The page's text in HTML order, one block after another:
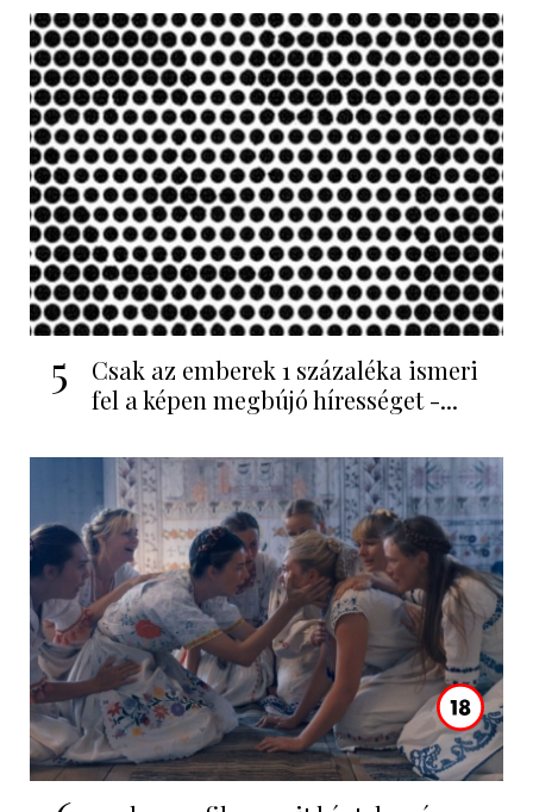
5
Csak az emberek 1 százaléka ismeri
fel a képen megbújó hírességet -...